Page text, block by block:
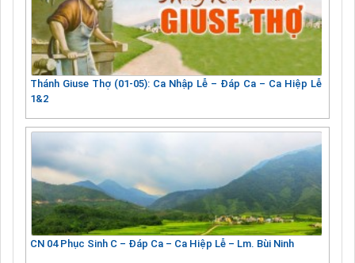
Thánh Giuse Thợ (01-05): Ca Nhập Lễ – Đáp Ca – Ca Hiệp Lễ
1&2
CN 04 Phục Sinh C – Đáp Ca – Ca Hiệp Lễ – Lm. Bùi Ninh